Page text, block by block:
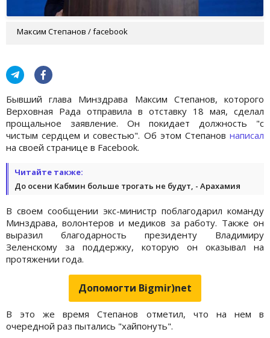
Максим Степанов / facebook
Бывший глава Минздрава Максим Степанов, которого
Верховная Рада отправила в отставку 18 мая, сделал
прощальное заявление. Он покидает должность "с
чистым сердцем и совестью". Об этом Степанов написал
на своей странице в Facebook.
Читайте также:
До осени Кабмин больше трогать не будут, - Арахамия
В своем сообщении экс-министр поблагодарил команду
Минздрава, волонтеров и медиков за работу. Также он
выразил благодарность президенту Владимиру
Зеленскому за поддержку, которую он оказывал на
протяжении года.
Допомогти Bigmir)net
В это же время Степанов отметил, что на нем в
очередной раз пытались "хайпонуть".